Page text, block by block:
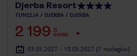
Djerba Resort
TUNEZJA DJERBA DJERBA
2 199 ZŁ
OSOBA
03.05.2027 - 10.05.2027 (7 noclegów)